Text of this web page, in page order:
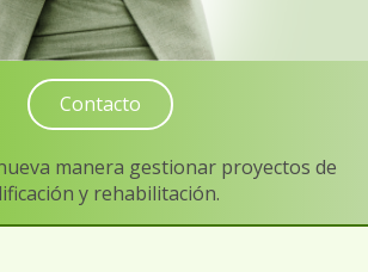
Contacto
manera gestionar proyectos de
y rehabilitación.